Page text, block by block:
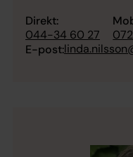
Direkt:
044-34 60 27
E-post: